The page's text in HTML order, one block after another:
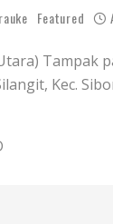
Featured
Tampak
Kec.